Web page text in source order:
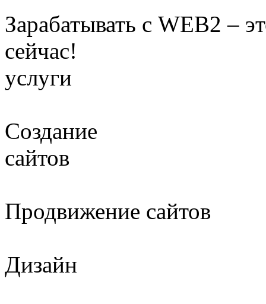
Зарабатывать с WEB2 –
сейчас!
услуги
Создание
сайтов
Продвижение сайтов
Дизайн